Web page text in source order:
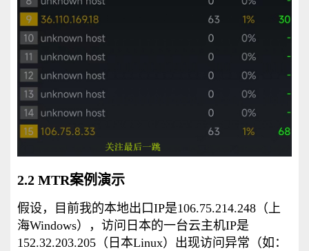
2.2 MTR案例演示
假设，目前我的本地出口IP是106.75.214.248（上
海Windows），访问日本的一台云主机IP是
152.32.203.205（日本Linux）出现访问异常（如：